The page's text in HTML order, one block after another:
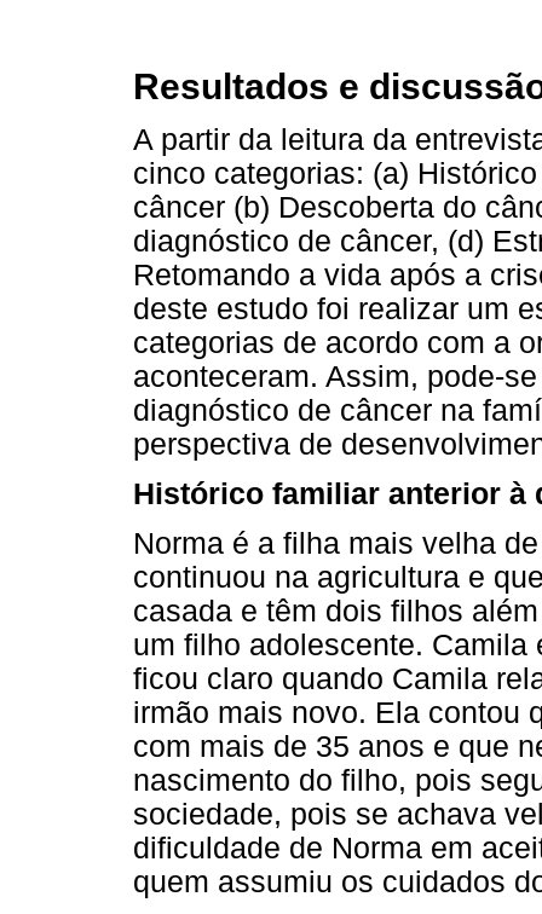
Resultados e
A partir da leitura da
cinco categorias: (a)
câncer (b) Descoberta do
diagnóstico de câncer, (d)
Retomando a vida após a
deste estudo foi realizar um
categorias de acordo com a
aconteceram. Assim, pode-
diagnóstico de câncer na
perspectiva de
Histórico familiar anterior à
Norma é a filha mais velha
continuou na agricultura e
casada e têm dois filhos
um filho adolescente.
ficou claro quando Camila
irmão mais novo. Ela contou
com mais de 35 anos e que
nascimento do filho, pois
sociedade, pois se achava
dificuldade de Norma em
quem assumiu os cuidados